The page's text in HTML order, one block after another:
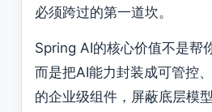
必须跨过的第一道坎。
Spring AI的核心价值不是帮
而是把AI能力封装成可管控
的企业级组件，屏蔽底层模